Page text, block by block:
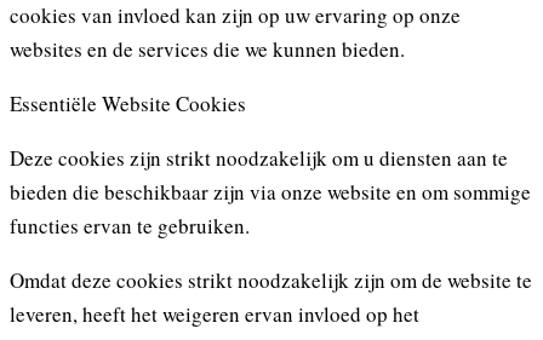
cookies van invloed kan zijn op uw ervaring op onze
websites en de services die we kunnen bieden.
Essentiële Website Cookies
Deze cookies zijn strikt noodzakelijk om u diensten aan te
bieden die beschikbaar zijn via onze website en om sommige
functies ervan te gebruiken.
Omdat deze cookies strikt noodzakelijk zijn om de website te
leveren, heeft het weigeren ervan invloed op het